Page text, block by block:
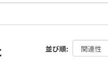
並び順